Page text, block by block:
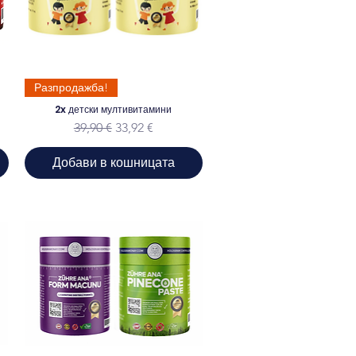
Разпродажба!
2x детски мултивитамини
Редовна цена
39,90 € Продажна цена
33,92 €
Добави в кошницата